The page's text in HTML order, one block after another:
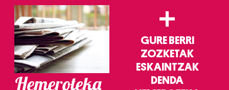
Hemeroteka
+
GURE BERRI
ZOZKETAK
ESKAINTZAK
DENDA